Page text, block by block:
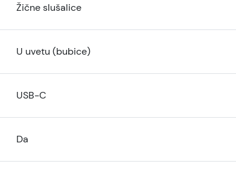
Žične slušalice
U uvetu (bubice)
USB-C
Da